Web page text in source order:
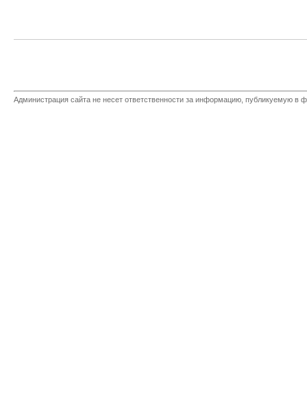
Администрация сайта не несет ответственности за информацию, публикуемую